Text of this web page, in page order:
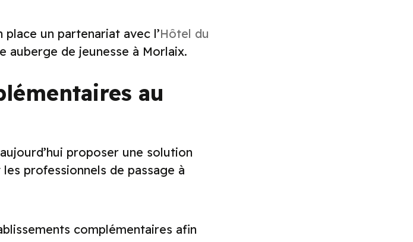
un partenariat avec l’Hôtel du
auberge de jeunesse à Morlaix.
au
proposer une solution
professionnels de passage à
complémentaires afin